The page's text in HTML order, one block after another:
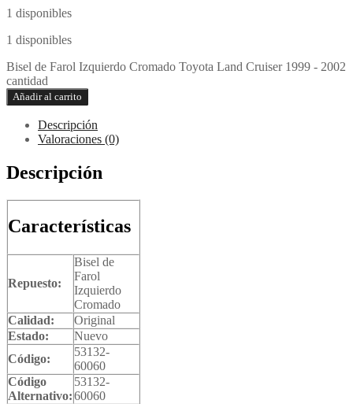
1 disponibles
1 disponibles
Bisel de Farol Izquierdo Cromado Toyota Land Cruiser 1999 - 2002
cantidad
Añadir al carrito
Descripción
Valoraciones (0)
Descripción
Características
Repuesto:
Bisel de
Farol
Izquierdo
Cromado
Calidad:
Original
Estado:
Nuevo
Código:
53132-
60060
Código
Alternativo:
53132-
60060